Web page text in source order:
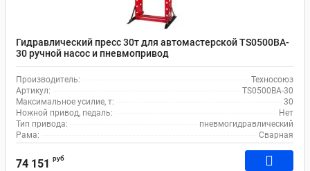
Гидравлический пресс 30т для автомастерской TS0500BA-
30 ручной насос и пневмопривод
Производитель:
Техносоюз
Артикул:
TS0500BA-30
Максимальное усилие, т:
30
Ножной привод, педаль:
Нет
Тип привода:
пневмогидравлический
Рама:
Сварная
74 151 руб